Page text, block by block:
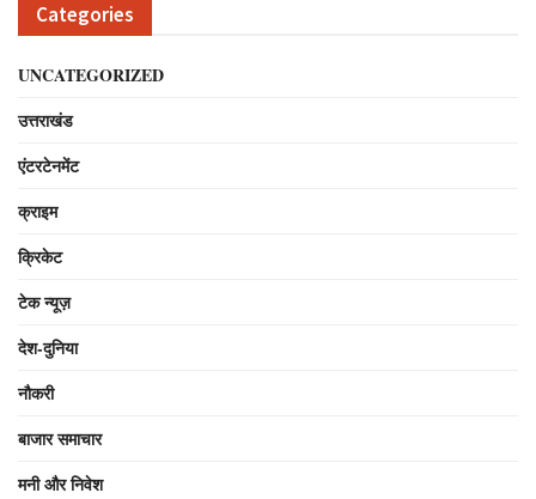
Categories
UNCATEGORIZED
उत्तराखंड
एंटरटेनमेंट
क्राइम
क्रिकेट
टेक न्यूज़
देश-दुनिया
नौकरी
बाजार समाचार
मनी और निवेश